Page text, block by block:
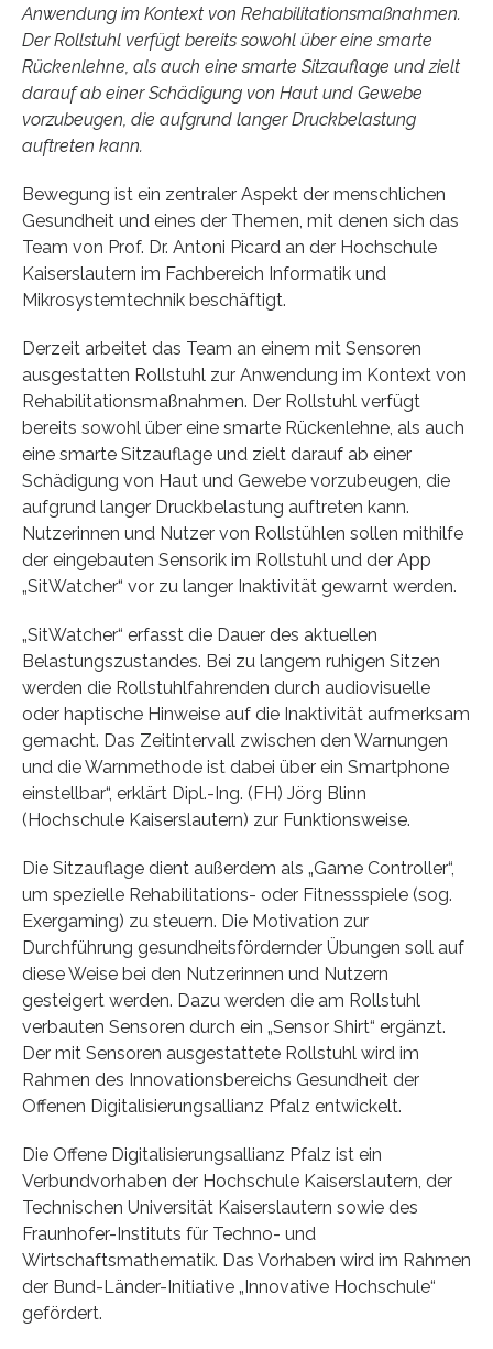
Anwendung im Kontext von Rehabilitationsmaßnahmen.
Der Rollstuhl verfügt bereits sowohl über eine smarte
Rückenlehne, als auch eine smarte Sitzauflage und zielt
darauf ab einer Schädigung von Haut und Gewebe
vorzubeugen, die aufgrund langer Druckbelastung
auftreten kann.
Bewegung ist ein zentraler Aspekt der menschlichen
Gesundheit und eines der Themen, mit denen sich das
Team von Prof. Dr. Antoni Picard an der Hochschule
Kaiserslautern im Fachbereich Informatik und
Mikrosystemtechnik beschäftigt.
Derzeit arbeitet das Team an einem mit Sensoren
ausgestatten Rollstuhl zur Anwendung im Kontext von
Rehabilitationsmaßnahmen. Der Rollstuhl verfügt
bereits sowohl über eine smarte Rückenlehne, als auch
eine smarte Sitzauflage und zielt darauf ab einer
Schädigung von Haut und Gewebe vorzubeugen, die
aufgrund langer Druckbelastung auftreten kann.
Nutzerinnen und Nutzer von Rollstühlen sollen mithilfe
der eingebauten Sensorik im Rollstuhl und der App
„SitWatcher“ vor zu langer Inaktivität gewarnt werden.
„SitWatcher“ erfasst die Dauer des aktuellen
Belastungszustandes. Bei zu langem ruhigen Sitzen
werden die Rollstuhlfahrenden durch audiovisuelle
oder haptische Hinweise auf die Inaktivität aufmerksam
gemacht. Das Zeitintervall zwischen den Warnungen
und die Warnmethode ist dabei über ein Smartphone
einstellbar“, erklärt Dipl.-Ing. (FH) Jörg Blinn
(Hochschule Kaiserslautern) zur Funktionsweise.
Die Sitzauflage dient außerdem als „Game Controller“,
um spezielle Rehabilitations- oder Fitnessspiele (sog.
Exergaming) zu steuern. Die Motivation zur
Durchführung gesundheitsfördernder Übungen soll auf
diese Weise bei den Nutzerinnen und Nutzern
gesteigert werden. Dazu werden die am Rollstuhl
verbauten Sensoren durch ein „Sensor Shirt“ ergänzt.
Der mit Sensoren ausgestattete Rollstuhl wird im
Rahmen des Innovationsbereichs Gesundheit der
Offenen Digitalisierungsallianz Pfalz entwickelt.
Die Offene Digitalisierungsallianz Pfalz ist ein
Verbundvorhaben der Hochschule Kaiserslautern, der
Technischen Universität Kaiserslautern sowie des
Fraunhofer-Instituts für Techno- und
Wirtschaftsmathematik. Das Vorhaben wird im Rahmen
der Bund-Länder-Initiative „Innovative Hochschule“
gefördert.